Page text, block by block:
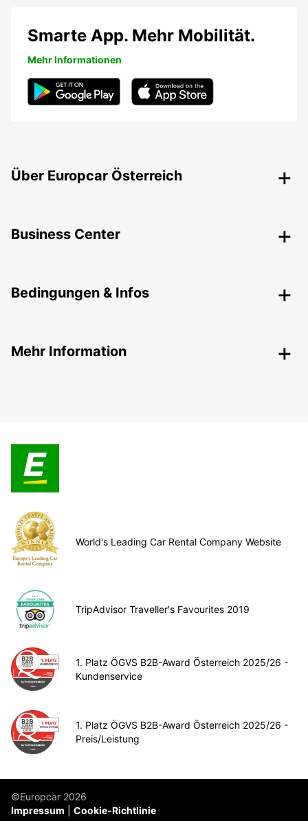
Smarte App. Mehr Mobilität.
Mehr Informationen
Über Europcar Österreich
Business Center
Bedingungen & Infos
Mehr Information
World's Leading Car Rental Company Website
TripAdvisor Traveller's Favourites 2019
1. Platz ÖGVS B2B-Award Österreich 2025/26 -
Kundenservice
1. Platz ÖGVS B2B-Award Österreich 2025/26 -
Preis/Leistung
©Europcar 2026
Impressum
Cookie-Richtlinie